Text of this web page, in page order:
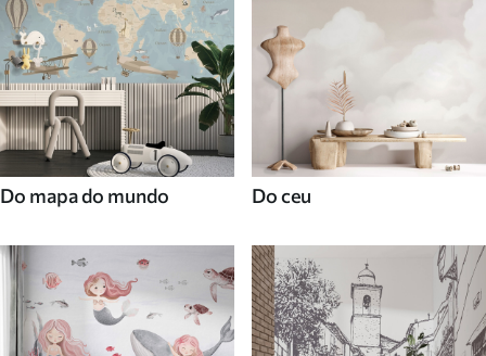
Do mapa do mundo Do ceu